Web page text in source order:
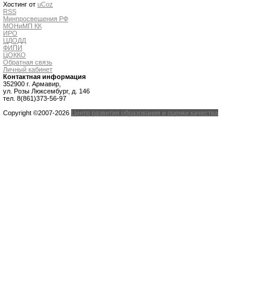
Хостинг от uCoz
RSS
Минпросвещения РФ
МОНиМП КК
ИРО
ЦДОДД
ФИПИ
ЦОККО
Обратная связь
Личный кабинет
Контактная информация
352900 г. Армавир,
ул. Розы Люксембург, д. 146
тел. 8(861)373-56-97
Copyright ©2007-2026 Центр развития образования и оценки качества